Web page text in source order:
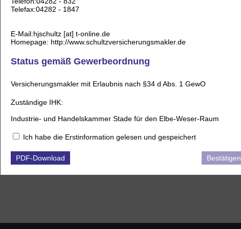
Telefax:04282 - 1847
E-Mail:hjschultz [at] t-online.de
Homepage: http://www.schultzversicherungsmakler.de
Status gemäß Gewerbeordnung
Versicherungsmakler mit Erlaubnis nach §34 d Abs. 1 GewO
Zuständige IHK:
Industrie- und Handelskammer Stade für den Elbe-Weser-Raum
21680 Stade
Fax: 04141/524-111
E-Mail: info@stade.ihk.de
Homepage: www.stade.ihk24.de
Bezirke: Landkreise Cuxhaven, Osterholz, Rotenburg (Wümme), Stade
Ich habe die Erstinformation gelesen und gespeichert
PDF-Download Bestätigen